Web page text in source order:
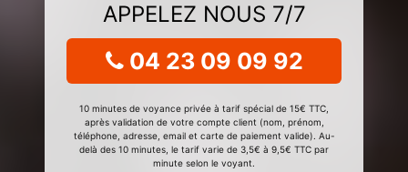
APPELEZ NOUS 7/7
04 23 09 09 92
10 minutes de voyance privée à tarif spécial de 15€ TTC,
après validation de votre compte client (nom, prénom,
téléphone, adresse, email et carte de paiement valide). Au-
delà des 10 minutes, le tarif varie de 3,5€ à 9,5€ TTC par
minute selon le voyant.